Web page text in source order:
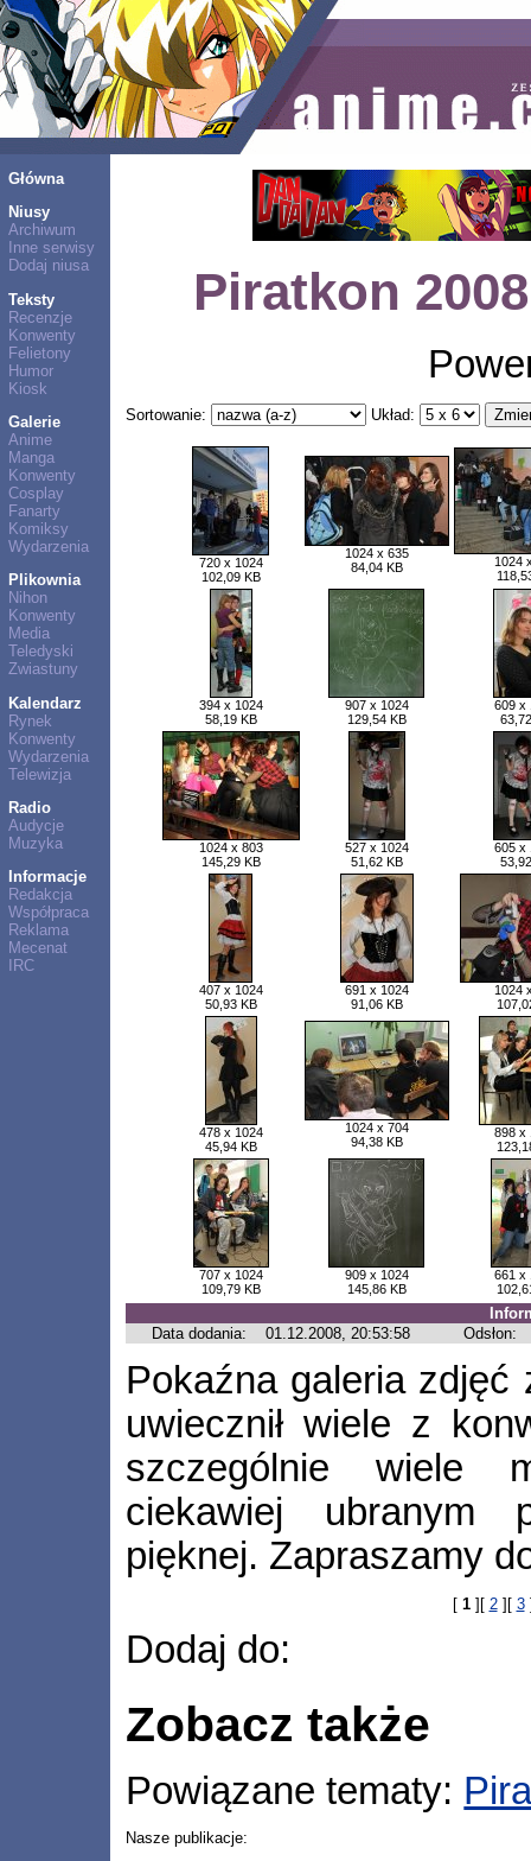
Główna
Niusy
Archiwum
Inne serwisy
Dodaj niusa
Teksty
Recenzje
Konwenty
Felietony
Humor
Kiosk
Galerie
Anime
Manga
Konwenty
Cosplay
Fanarty
Komiksy
Wydarzenia
Plikownia
Nihon
Konwenty
Media
Teledyski
Zwiastuny
Kalendarz
Rynek
Konwenty
Wydarzenia
Telewizja
Radio
Audycje
Muzyka
Informacje
Redakcja
Współpraca
Reklama
Mecenat
IRC
Piratkon
Sortowanie: Układ:
720 x 1024
102,09 KB
1024 x 635
84,04 KB
1024
394 x 1024
58,19 KB
907 x 1024
129,54 KB
609 x
1024 x 803
145,29 KB
527 x 1024
51,62 KB
605 x
407 x 1024
50,93 KB
691 x 1024
91,06 KB
1024
478 x 1024
45,94 KB
1024 x 704
94,38 KB
898 x
707 x 1024
109,79 KB
909 x 1024
145,86 KB
661 x
Data dodania:
01.12.2008, 20:53:58 Odsłon:
Pokaźna galeria zdjęć
uwiecznił wiele z
szczególnie wiele
ciekawiej ubranym
pięknej. Zapraszamy
[ 1][ 2][ 3
Dodaj do:
Zobacz także
Powiązane tematy:
Nasze publikacje: